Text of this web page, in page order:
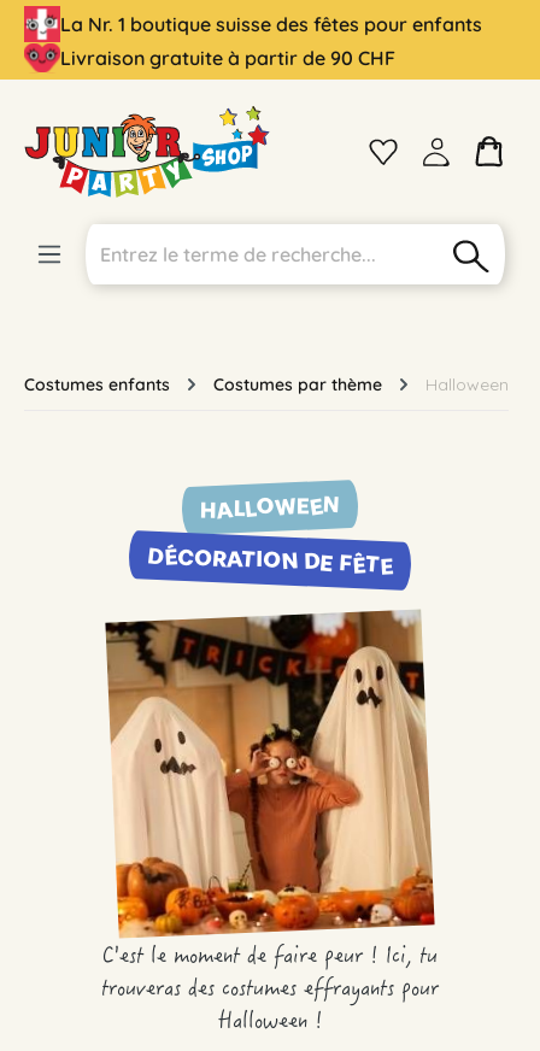
principal
La Nr. 1 boutique suisse des fêtes pour enfants
Livraison gratuite à partir de 90 CHF
Costumes enfants Costumes par thème Halloween
HALLOWEEN
DÉCORATION DE FÊTE
C'est le moment de faire peur ! Ici, tu
trouveras des costumes effrayants pour
Halloween !